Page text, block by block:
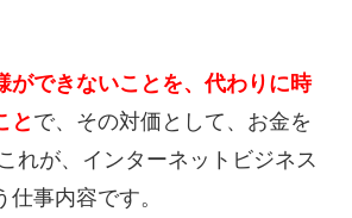
ができないことを、代わりに時
と で、その対価として、お金を
れが、インターネットビジネス
事内容です。